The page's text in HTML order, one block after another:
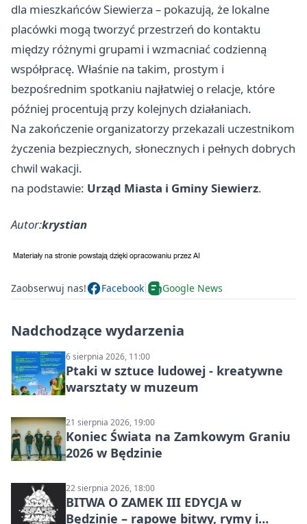
dla mieszkańców Siewierza – pokazują, że lokalne
placówki mogą tworzyć przestrzeń do kontaktu
między różnymi grupami i wzmacniać codzienną
współpracę. Właśnie na takim, prostym i
bezpośrednim spotkaniu najłatwiej o relacje, które
później procentują przy kolejnych działaniach.
Na zakończenie organizatorzy przekazali uczestnikom
życzenia bezpiecznych, słonecznych i pełnych dobrych
chwil wakacji.
na podstawie: Urząd Miasta i Gminy Siewierz.
Autor:krystian
Zaobserwuj nas! Facebook Google News
Nadchodzące wydarzenia
6 sierpnia 2026, 11:00
Ptaki w sztuce ludowej - kreatywne
warsztaty w muzeum
21 sierpnia 2026, 19:00
Koniec Świata na Zamkowym Graniu
2026 w Będzinie
22 sierpnia 2026, 18:00
BITWA O ZAMEK III EDYCJA w
Będzinie – rapowe bitwy, rymy i